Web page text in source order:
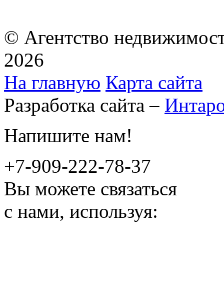
© Агентство
2026
На главную Карта сайта
Разработка сайта –
Напишите нам!
+7-909-222-78-37
Вы можете связаться
с нами, используя: